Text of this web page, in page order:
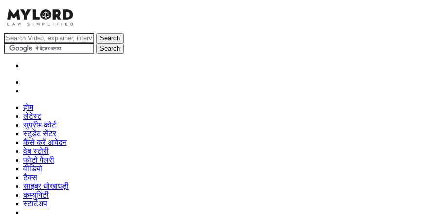
होम
लेटेस्ट
सुप्रीम कोर्ट
स्टूडेंट सेंटर
कैसे करें आवेदन
वेब स्टोरी
फोटो गैलरी
वीडियो
टैक्स
साइबर धोखाधड़ी
कम्युनिटी
स्टार्टअप